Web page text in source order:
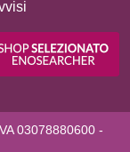
03078880600 -